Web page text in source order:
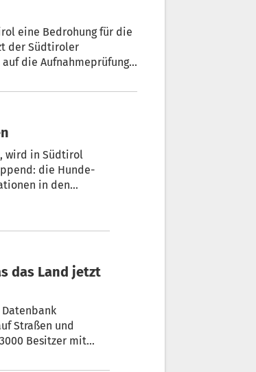
eine Bedrohung für die
der Südtiroler
die Aufnahmeprüfung
wird in Südtirol
die Hunde-
in den
Straßen und